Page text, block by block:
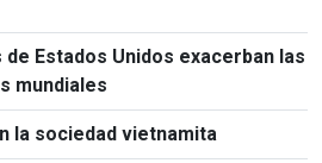
Estados Unidos exacerban las
mundiales
la sociedad vietnamita